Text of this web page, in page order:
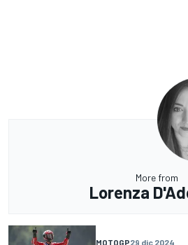
More from
Lorenza
MOTOGP29 dic 2024